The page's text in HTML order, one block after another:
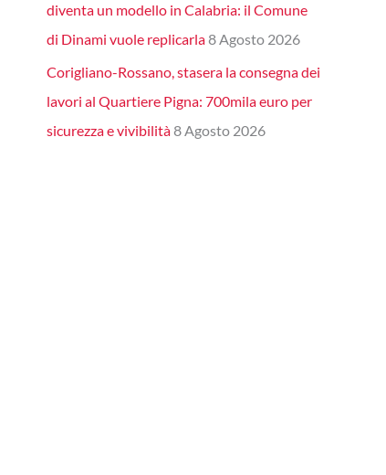
diventa un modello in Calabria: il Comune
di Dinami vuole replicarla8 Agosto 2026
Corigliano-Rossano, stasera la consegna dei
lavori al Quartiere Pigna: 700mila euro per
sicurezza e vivibilità8 Agosto 2026